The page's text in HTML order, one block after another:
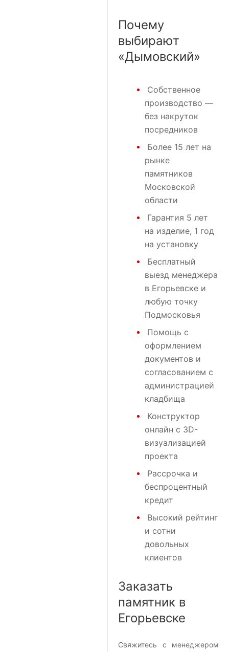
Почему
выбирают
«Дымовский»
Собственное
производство —
без накруток
посредников
Более 15 лет на
рынке
памятников
Московской
области
Гарантия 5 лет
на изделие, 1 год
на установку
Бесплатный
выезд менеджера
в Егорьевске и
любую точку
Подмосковья
Помощь с
оформлением
документов и
согласованием с
администрацией
кладбища
Конструктор
онлайн с 3D-
визуализацией
проекта
Рассрочка и
беспроцентный
кредит
Высокий рейтинг
и сотни
довольных
клиентов
Заказать
памятник в
Егорьевске
Свяжитесь с менеджером